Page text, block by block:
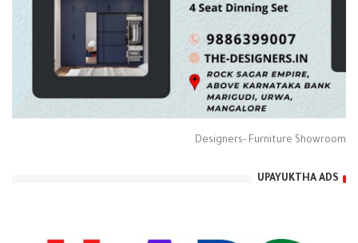
Designers- Furniture Showroom
UPAYUKTHA ADS